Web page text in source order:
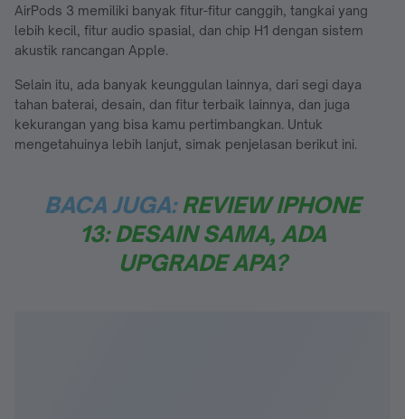
AirPods 3 memiliki banyak fitur-fitur canggih, tangkai yang
lebih kecil, fitur audio spasial, dan chip H1 dengan sistem
akustik rancangan Apple.
Selain itu, ada banyak keunggulan lainnya, dari segi daya
tahan baterai, desain, dan fitur terbaik lainnya, dan juga
kekurangan yang bisa kamu pertimbangkan. Untuk
mengetahuinya lebih lanjut, simak penjelasan berikut ini.
BACA JUGA:REVIEW IPHONE
13: DESAIN SAMA, ADA
UPGRADE APA?